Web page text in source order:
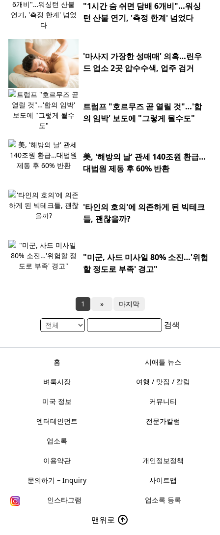
"1시간 숨 쉬면 담배 6개비"…워싱
턴 산불 연기, '측정 한계' 넘었다
'마사지 가장한 성매매' 의혹…린우
드 업소 2곳 압수수색, 업주 검거
트럼프 "호르무즈 곧 열릴 것"…'합
의 임박' 보도에 "그렇게 될수도"
美, '해방의 날' 관세 140조원 환급…
대법원 제동 후 60% 반환
'타인의 호의'에 의존하게 된 빅테크
들, 괜찮을까?
"미군, 사드 미사일 80% 소진…'위험
할 정도로 부족' 경고"
1 » 마지막
검색
홈 시애틀 뉴스
벼룩시장 여행 / 맛집 / 칼럼
미국 정보 커뮤니티
엔터테인먼트 전문가칼럼
업소록
이용약관 개인정보정책
문의하기 – Inquiry 사이트맵
인스타그램 업소록 등록
맨위로